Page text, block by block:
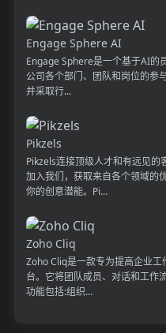
Engage Sphere AI
Engage Sphere是一个基于AI的
公司各个部门、团队和岗位的参
并采取行...
Pikzels
Pikzels连接顶级人才和有远见的
加入我们，获取来自各个领域的
你的创意潜能。Pi...
Zoho Cliq
Zoho Cliq是一款专为提高企业
台。它将团队成员、对话和工作
功能包括:组织...